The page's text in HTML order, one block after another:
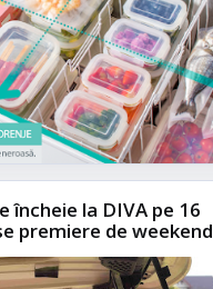
încheie la DIVA pe 16
premiere de weekend